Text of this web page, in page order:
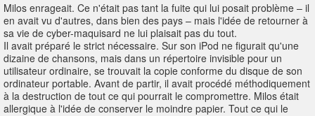
Milos enrageait. Ce n'était pas tant la fuite qui lui posait problème – il
en avait vu d'autres, dans bien des pays – mais l'idée de retourner à
sa vie de cyber-maquisard ne lui plaisait pas du tout.
Il avait préparé le strict nécessaire. Sur son iPod ne figurait qu'une
dizaine de chansons, mais dans un répertoire invisible pour un
utilisateur ordinaire, se trouvait la copie conforme du disque de son
ordinateur portable. Avant de partir, il avait procédé méthodiquement
à la destruction de tout ce qui pourrait le compromettre. Milos était
allergique à l'idée de conserver le moindre papier. Tout ce qui le